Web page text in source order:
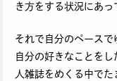
き方をする状況にあっ
それで自分のペース
自分の好きなことを
人雑誌をめくる中で